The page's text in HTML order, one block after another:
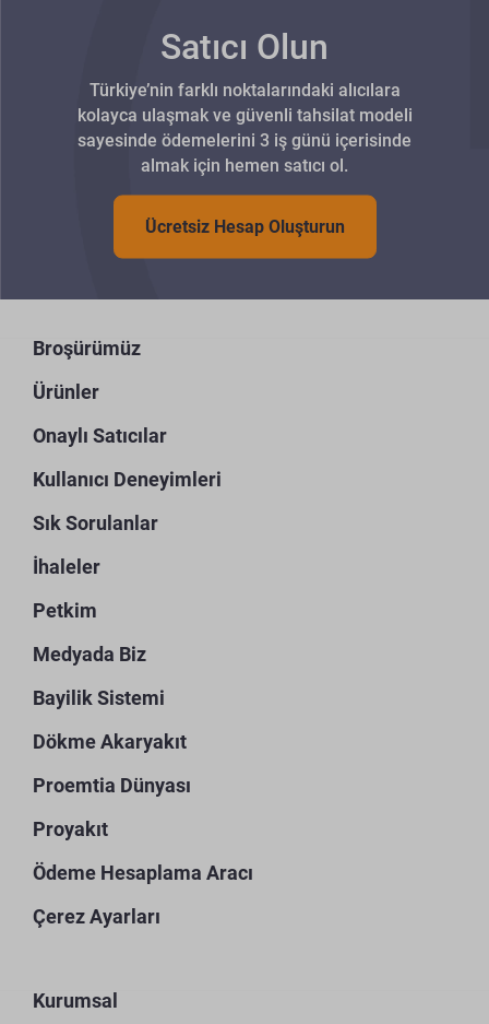
Satıcı Olun
Türkiye’nin farklı noktalarındaki alıcılara
kolayca ulaşmak ve güvenli tahsilat modeli
sayesinde ödemelerini 3 iş günü içerisinde
almak için hemen satıcı ol.
Ücretsiz Hesap Oluşturun
Broşürümüz
Ürünler
Onaylı Satıcılar
Kullanıcı Deneyimleri
Sık Sorulanlar
İhaleler
Petkim
Medyada Biz
Bayilik Sistemi
Dökme Akaryakıt
Proemtia Dünyası
Proyakıt
Ödeme Hesaplama Aracı
Çerez Ayarları
Kurumsal